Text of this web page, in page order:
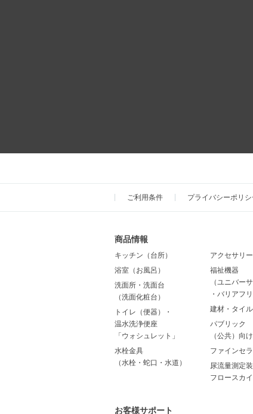
ご利用条件 プライバシーポリシ
商品情報
キッチン（台所）
浴室（お風呂）
洗面所・洗面台
（洗面化粧台）
トイレ（便器）・
温水洗浄便座
「ウォシュレット」
水栓金具
（水栓・蛇口・水道）
アクセサリ
福祉機器
（ユニバー
・バリアフリ
建材・タイル
パブリック
（公共）向
ファインセ
尿流量測定
フロースカイ
お客様サポート